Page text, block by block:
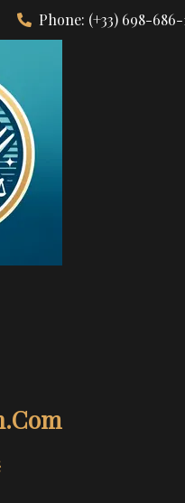
Phone: (+33) 698-686-